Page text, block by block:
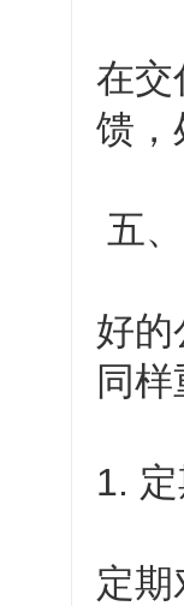
在交
馈，
五
好的
同
1.
定